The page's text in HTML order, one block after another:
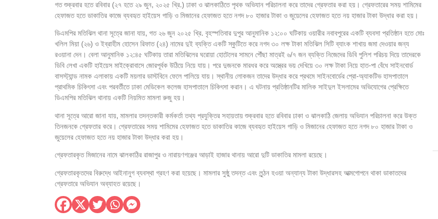
ওয়ার্ল্ড মিডিয়া পারফরমেন্স অ্যাওয়ার্ড ২০২৬
হোটেলে অনৈতিক ব্যবসায়ী থেকে স্প্যা ব্যবসায়ী নুর ইসলাম
ধর্ম যার যার, রাষ্ট্র সবার – প্রধানমন্ত্রীর এই ঘোষণাই সকল সম্প্রীতির ভিত্তিভূমি তথ্যমন্ত্রী
শুল্ক-কর ফাঁকি দিয়ে আনা ৬৫ লাখ টাকা মূল্যের বিদেশি সিগারেট চট্টগ্রাম বিমানবন্দরে আটক
বিশ্ব মানবপাচার বিরোধী দিবসের জাতীয় সংলাপে স্বরাষ্ট্রমন্ত্রী
গুজবে কান নয়, তথ্য যাচাই করে সংবাদ প্রকাশ করুন — ফকির মাহবুব আনাম
নারী নেতৃত্ব এবং টেকসই অর্থনৈতিক প্রবৃদ্ধি ত্বরান্বিত করতে জেবিসিসআই-এর উদ্যোগে ‘জাপান–বাংলাদেশ বিজনেস উইমেন কনফারেন্স’ অনুষ্ঠিত
বর্ণাঢ্য আয়োজনে ‘ছোটদের পত্রিকা কানামাছি’র ২০তম প্রতিষ্ঠাবার্ষিকী উদযাপন
গত শুক্রবার হতে রবিবার (২৭ হতে ২৯ জুন, ২০২৫ খ্রি.) ঢাকা ও ঝালকাঠিতে পৃথক অভিযান পরিচালনা করে তাদের গ্রেফতার করা হয়। গ্রেফতারের সময় শামিমের
হেফাজত হতে ডাকাতির কাজে ব্যবহৃত হাইয়েস গাড়ি ও মিজানের হেফাজত হতে নগদ ৮০ হাজার টাকা ও জুয়েলের হেফাজত হতে নয় হাজার টাকা উদ্ধার করা হয়।
ডিএমপির মতিঝিল থানা সূত্রে জানা যায়, গত ২৬ জুন ২০২৫ খ্রি. বৃহস্পতিবার দুপুর আনুমানিক ১২:০০ ঘটিকায় ওয়ারীর নবাবপুরের একটি ব্যবসা প্রতিষ্ঠান হতে মোঃ
খলিল মিয়া (২৬) ও ইব্রাহীম হোসেন রিফাত (২৪) নামের দুই ব্যক্তি একটি স্কুটিতে করে নগদ ৩০ লক্ষ টাকা মতিঝিল সিটি ব্যাংক শাখায় জমা দেওয়ার জন্য
রওয়ানা দেন। বেলা আনুমানিক ১২:৪৫ ঘটিকায় তারা মতিঝিলের ঘরোয়া হোটেলের সামনে পৌঁছা মাত্রই ৬/৭ জন ব্যক্তি নিজেদের ডিবি পুলিশ পরিচয় দিয়ে তাদেরকে
ডিবি লেখা একটি হাইয়েস মাইক্রোবাসে জোরপূর্বক উঠিয়ে নিয়ে যায়। পরে দুজনকে মারধর করে অস্ত্রের ভয় দেখিয়ে ৩০ লক্ষ টাকা নিয়ে হাত-পা বেঁধে সাইনবোর্ড
বাসস্ট্যান্ড নামক এলাকায় একটি ময়লার ডাস্টবিনে ফেলে পালিয়ে যায়। স্থানীয় লোকজন তাদের উদ্ধার করে প্রথমে সাইনবোর্ডের প্রো-অ্যাকটিভ হাসপাতালে
প্রাথমিক চিকিৎসা এবং পরবর্তীতে ঢাকা মেডিকেল কলেজ হাসপাতালে চিকিৎসা করান। এ ঘটনায় প্রতিষ্ঠানটির মালিক সাইদুল ইসলামের অভিযোগের প্রেক্ষিতে
ডিএমপির মতিঝিল থানায় একটি নিয়মিত মামলা রুজু হয়।
থানা সূত্রে আরো জানা যায়, মামলার তদন্তকারী কর্মকর্তা তথ্য প্রযুক্তির সহায়তায় শুক্রবার হতে রবিবার ঢাকা ও ঝালকাঠি জেলায় অভিযান পরিচালনা করে উক্ত
তিনজনকে গ্রেফতার করে। গ্রেফতারের সময় শামিমের হেফাজত হতে ডাকাতির কাজে ব্যবহৃত হাইয়েস গাড়ি ও মিজানের হেফাজত হতে নগদ ৮০ হাজার টাকা ও
জুয়েলের হেফাজত হতে নয় হাজার টাকা উদ্ধার করা হয়।
গ্রেফতারকৃত মিজানের নামে ঝালকাঠির রাজাপুর ও নারায়ণগঞ্জের আড়াই হাজার থানায় আরো দুটি ডাকাতির মামলা রয়েছে।
গ্রেফতারকৃতদের বিরুদ্ধে আইনানুগ ব্যবস্থা গ্রহণ করা হয়েছে। মামলার সুষ্ঠু তদন্ত এবং লুন্ঠন হওয়া অন্যান্য টাকা উদ্ধারসহ আত্মগোপনে থাকা ডাকাতদের
গ্রেফতারে অভিযান অব্যাহত রয়েছে।